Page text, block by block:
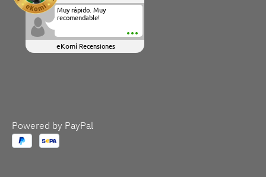
Muy rápido. Muy
recomendable!
eKomi Recensiones
Powered by PayPal